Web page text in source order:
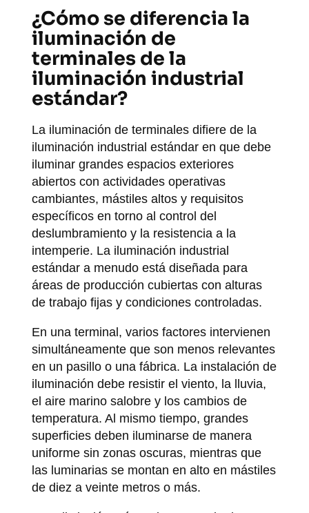
¿Cómo se diferencia la
iluminación de
terminales de la
iluminación industrial
estándar?
La iluminación de terminales difiere de la
iluminación industrial estándar en que debe
iluminar grandes espacios exteriores
abiertos con actividades operativas
cambiantes, mástiles altos y requisitos
específicos en torno al control del
deslumbramiento y la resistencia a la
intemperie. La iluminación industrial
estándar a menudo está diseñada para
áreas de producción cubiertas con alturas
de trabajo fijas y condiciones controladas.
En una terminal, varios factores intervienen
simultáneamente que son menos relevantes
en un pasillo o una fábrica. La instalación de
iluminación debe resistir el viento, la lluvia,
el aire marino salobre y los cambios de
temperatura. Al mismo tiempo, grandes
superficies deben iluminarse de manera
uniforme sin zonas oscuras, mientras que
las luminarias se montan en alto en mástiles
de diez a veinte metros o más.